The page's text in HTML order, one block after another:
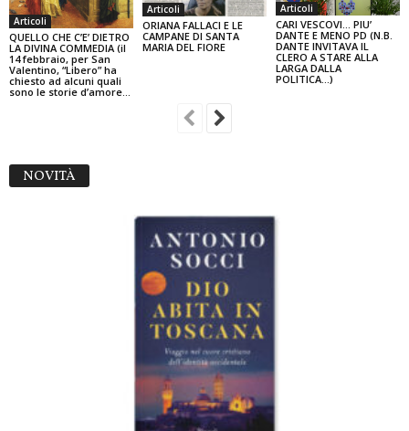
Articoli
QUELLO CHE C’E’ DIETRO
LA DIVINA COMMEDIA (il
14 febbraio, per San
Valentino, “Libero” ha
chiesto ad alcuni quali
sono le storie d’amore...
Articoli
ORIANA FALLACI E LE
CAMPANE DI SANTA
MARIA DEL FIORE
Articoli
CARI VESCOVI… PIU’
DANTE E MENO PD (N.B.
DANTE INVITAVA IL
CLERO A STARE ALLA
LARGA DALLA
POLITICA…)
NOVITÀ